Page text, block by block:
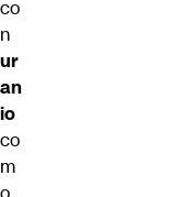
co
n
ur
an
io
co
m